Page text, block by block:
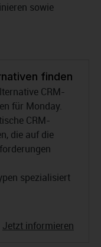
sowie
finden
CRM-
für Monday.
CRM-
die auf die
spezialisiert
Jetzt informieren